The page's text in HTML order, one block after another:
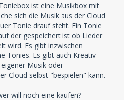
ist eine Musikbox mit
sich die Musik aus der Cloud
Tonie drauf steht. Ein Tonie
der gespeichert ist ob Lieder
wird. Es gibt inzwischen
Tonies. Es gibt auch Kreativ
Musik oder
Cloud selbst "bespielen" kann.
will noch eine kaufen?